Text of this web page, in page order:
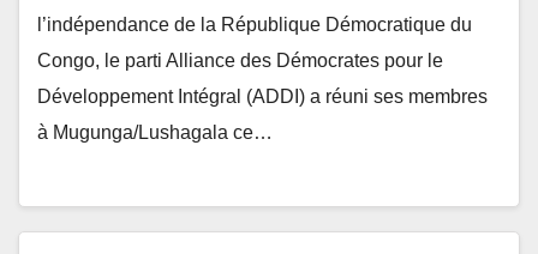
l’indépendance de la République Démocratique du
Congo, le parti Alliance des Démocrates pour le
Développement Intégral (ADDI) a réuni ses membres
à Mugunga/Lushagala ce…